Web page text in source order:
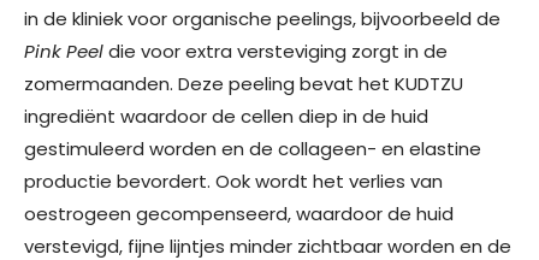
in de kliniek voor organische peelings, bijvoorbeeld de
Pink Peeldie voor extra versteviging zorgt in de
zomermaanden. Deze peeling bevat het KUDTZU
ingrediënt waardoor de cellen diep in de huid
gestimuleerd worden en de collageen- en elastine
productie bevordert. Ook wordt het verlies van
oestrogeen gecompenseerd, waardoor de huid
verstevigd, fijne lijntjes minder zichtbaar worden en de